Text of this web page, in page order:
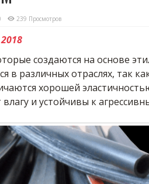
239 Просмотров
создаются на основе
в различных отраслях, так
хорошей
и устойчивы к